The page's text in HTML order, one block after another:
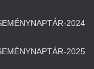
2024
2025